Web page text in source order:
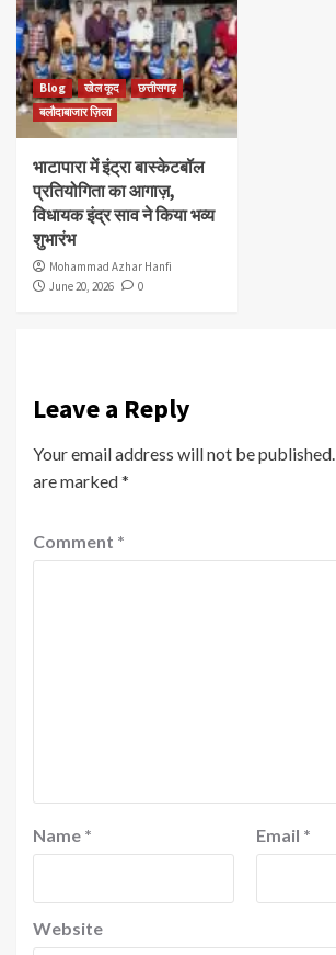
Blog खेल कूद
छत्तीसगढ़
बलौदाबाजार ज़िला
भाटापारा में इंट्रा बास्केटबॉल
प्रतियोगिता का आगाज़,
विधायक इंद्र साव ने किया भव्य
शुभारंभ
Mohammad Azhar Hanfi
June 20, 2026
0
Leave a Reply
Your email address will not be published.
are marked*
Comment *
Name * Email *
Website